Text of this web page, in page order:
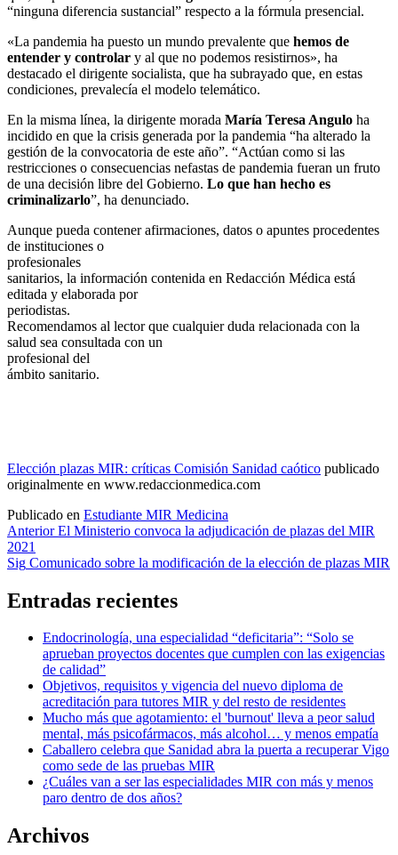
“ninguna diferencia sustancial” respecto a la fórmula presencial.
«La pandemia ha puesto un mundo prevalente que hemos de
entender y controlar y al que no podemos resistirnos», ha
destacado el dirigente socialista, que ha subrayado que, en estas
condiciones, prevalecía el modelo telemático.
En la misma línea, la dirigente morada María Teresa Angulo ha
incidido en que la crisis generada por la pandemia “ha alterado la
gestión de la convocatoria de este año”. “Actúan como si las
restricciones o consecuencias nefastas de pandemia fueran un fruto
de una decisión libre del Gobierno. Lo que han hecho es
criminalizarlo”, ha denunciado.
Aunque pueda contener afirmaciones, datos o apuntes procedentes
de instituciones o
profesionales
sanitarios, la información contenida en Redacción Médica está
editada y elaborada por
periodistas.
Recomendamos al lector que cualquier duda relacionada con la
salud sea consultada con un
profesional del
ámbito sanitario.
Elección plazas MIR: críticas Comisión Sanidad caótico publicado
originalmente en www.redaccionmedica.com
Publicado en Estudiante MIR Medicina
Navegación
de
Anterior El Ministerio convoca la adjudicación de plazas del MIR
2021
Sig Comunicado sobre la modificación de la elección de plazas MIR
Entradas recientes
Endocrinología, una especialidad “deficitaria”: “Solo se
aprueban proyectos docentes que cumplen con las exigencias
de calidad”
Objetivos, requisitos y vigencia del nuevo diploma de
acreditación para tutores MIR y del resto de residentes
Mucho más que agotamiento: el 'burnout' lleva a peor salud
mental, más psicofármacos, más alcohol… y menos empatía
Caballero celebra que Sanidad abra la puerta a recuperar Vigo
como sede de las pruebas MIR
¿Cuáles van a ser las especialidades MIR con más y menos
paro dentro de dos años?
Archivos